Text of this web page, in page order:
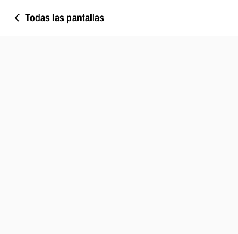
Todas las pantallas